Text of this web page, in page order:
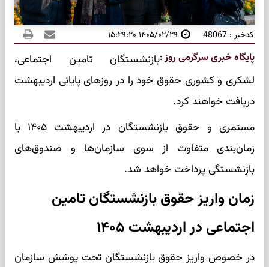
کدخبر : 48067 ۱۴۰۵/۰۲/۲۹ ۱۵:۲۹:۲۰
پایگاه خبری سرگرمی روز:بازنشستگان تامین اجتماعی،
لشکری و کشوری حقوق خود را در روزهای پایانی اردیبهشت
دریافت خواهند کرد.
مستمری و حقوق بازنشستگان در اردیبهشت ۱۴۰۵ با
زمان‌بندی متفاوت از سوی سازمان‌ها و صندوق‌های
بازنشستگی پرداخت خواهد شد.
زمان واریز حقوق بازنشستگان تامین
اجتماعی در اردیبهشت ۱۴۰۵
در خصوص واریز حقوق بازنشستگان تحت پوشش سازمان